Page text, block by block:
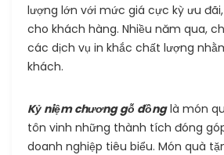
lượng lớn với mức giá cực kỳ ưu
cho khách hàng. Nhiều năm qua,
các dịch vụ in khắc chất lượng
khách.
Kỷ niệm chương gỗ đồnglà món
tôn vinh những thành tích đóng
doanh nghiệp tiêu biểu. Món quà